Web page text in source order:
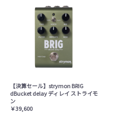
【決算セール】strymon BRIG
dBucket delay ディレイ ストライモ
ン
￥39,600